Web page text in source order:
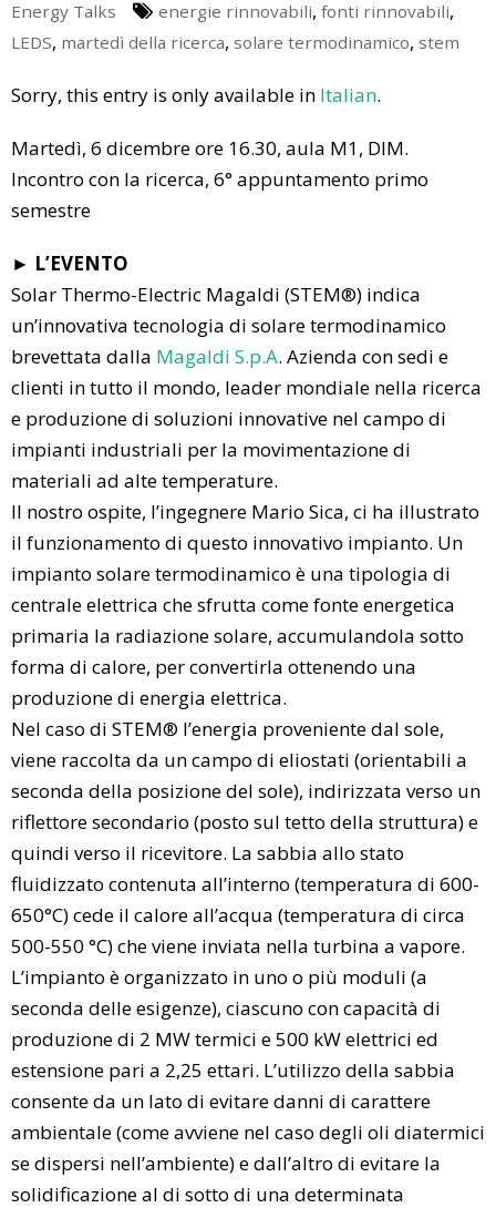
Energy Talks
energie rinnovabili, fonti rinnovabili,
LEDS, martedì della ricerca, solare termodinamico, stem
Sorry, this entry is only available in Italian.
Martedì, 6 dicembre ore 16.30, aula M1, DIM.
Incontro con la ricerca, 6° appuntamento primo
semestre
► L’EVENTO
Solar Thermo-Electric Magaldi (STEM®) indica
un’innovativa tecnologia di solare termodinamico
brevettata dalla Magaldi S.p.A. Azienda con sedi e
clienti in tutto il mondo, leader mondiale nella ricerca
e produzione di soluzioni innovative nel campo di
impianti industriali per la movimentazione di
materiali ad alte temperature.
Il nostro ospite, l’ingegnere Mario Sica, ci ha illustrato
il funzionamento di questo innovativo impianto. Un
impianto solare termodinamico è una tipologia di
centrale elettrica che sfrutta come fonte energetica
primaria la radiazione solare, accumulandola sotto
forma di calore, per convertirla ottenendo una
produzione di energia elettrica.
Nel caso di STEM® l’energia proveniente dal sole,
viene raccolta da un campo di eliostati (orientabili a
seconda della posizione del sole), indirizzata verso un
riflettore secondario (posto sul tetto della struttura) e
quindi verso il ricevitore. La sabbia allo stato
fluidizzato contenuta all’interno (temperatura di 600-
650°C) cede il calore all’acqua (temperatura di circa
500-550 °C) che viene inviata nella turbina a vapore.
L’impianto è organizzato in uno o più moduli (a
seconda delle esigenze), ciascuno con capacità di
produzione di 2 MW termici e 500 kW elettrici ed
estensione pari a 2,25 ettari. L’utilizzo della sabbia
consente da un lato di evitare danni di carattere
ambientale (come avviene nel caso degli oli diatermici
se dispersi nell’ambiente) e dall’altro di evitare la
solidificazione al di sotto di una determinata